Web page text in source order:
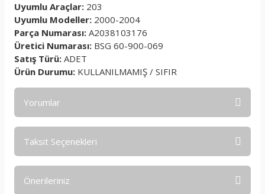
Uyumlu Araçlar: 203
Uyumlu Modeller: 2000-2004
Parça Numarası: A2038103176
Üretici Numarası: BSG 60-900-069
Satış Türü: ADET
Ürün Durumu: KULLANILMAMIŞ / SIFIR
Yorumlar
Taksit Seçenekleri
Önerileriniz